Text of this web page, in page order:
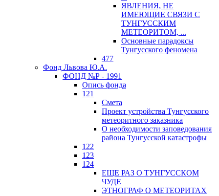
ЯВЛЕНИЯ, НЕ
ИМЕЮЩИЕ СВЯЗИ С
ТУНГУССКИМ
МЕТЕОРИТОМ, ...
Основные парадоксы
Тунгусского феномена
477
Фонд Львова Ю.А.
ФОНД №Р - 1991
Опись фонда
121
Смета
Проект устройства Тунгусского
метеоритного заказника
О необходимости заповедования
района Тунгусской катастрофы
122
123
124
ЕЩЕ РАЗ О ТУНГУССКОМ
ЧУДЕ
ЭТНОГРАФ О МЕТЕОРИТАХ